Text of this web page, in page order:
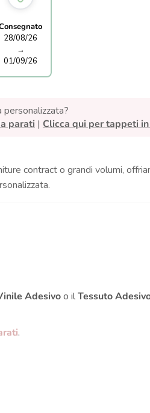
28/08/26
→
01/09/26
personalizzata?
parati | Clicca qui per tappeti
contract o grandi volumi,
Adesivoo ilTessuto
.